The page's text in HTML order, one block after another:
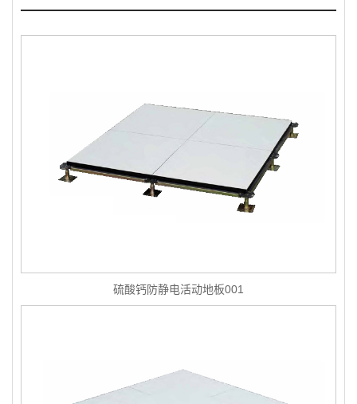
硫酸钙防静电活动地板001